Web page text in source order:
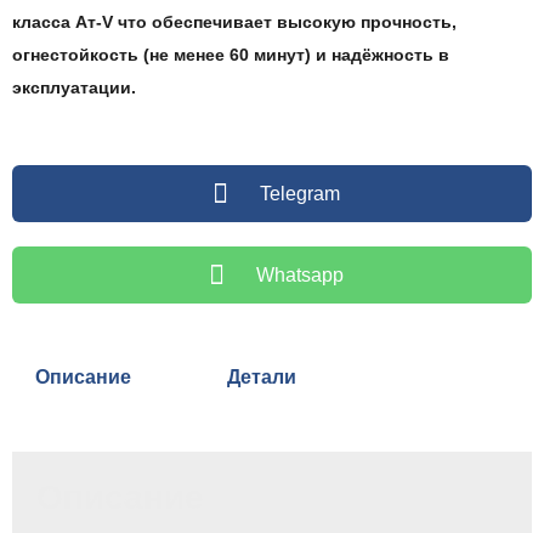
класса Ат‑V что обеспечивает высокую прочность,
огнестойкость (не менее 60 минут) и надёжность в
эксплуатации.
Telegram
Whatsapp
Описание Детали